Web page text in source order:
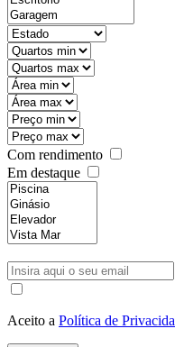
Com rendimento
Em destaque
Aceito a Política de